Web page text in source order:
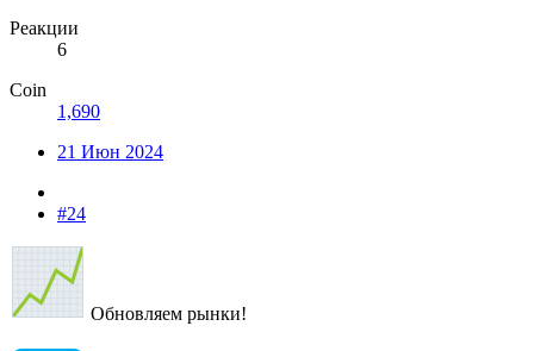
Реакции
6
Coin
1,690
21 Июн 2024
#24
Обновляем рынки!